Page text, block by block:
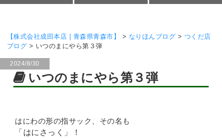
【株式会社成田本店 | 青森県青森市】 > なりほんブログ > つくだ店
ブログ > いつのまにやら第３弾
2024/8/30
いつのまにやら第３弾
はにわの形の指サック、その名も
「はにさっく」！